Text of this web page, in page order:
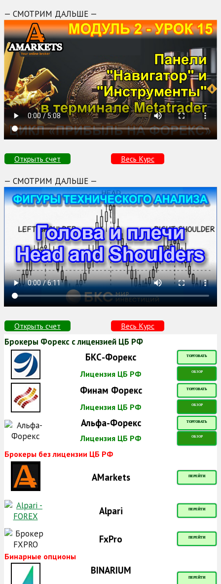
— СМОТРИМ ДАЛЬШЕ —
Открыть счет Весь Курс
— СМОТРИМ ДАЛЬШЕ —
Открыть счет Весь Курс
Брокеры Форекс с лицензией ЦБ РФ
БКС-Форекс ТОРГОВАТЬ
Лицензия ЦБ РФ ОБЗОР
Финам Форекс ТОРГОВАТЬ
Лицензия ЦБ РФ ОБЗОР
Альфа-Форекс ТОРГОВАТЬ
Лицензия ЦБ РФ ОБЗОР
Брокеры без лицензии ЦБ РФ
AMarkets ПЕРЕЙТИ
Alpari ПЕРЕЙТИ
FxPro ПЕРЕЙТИ
Бинарные опционы
BINARIUM
ПЕРЕЙТИ